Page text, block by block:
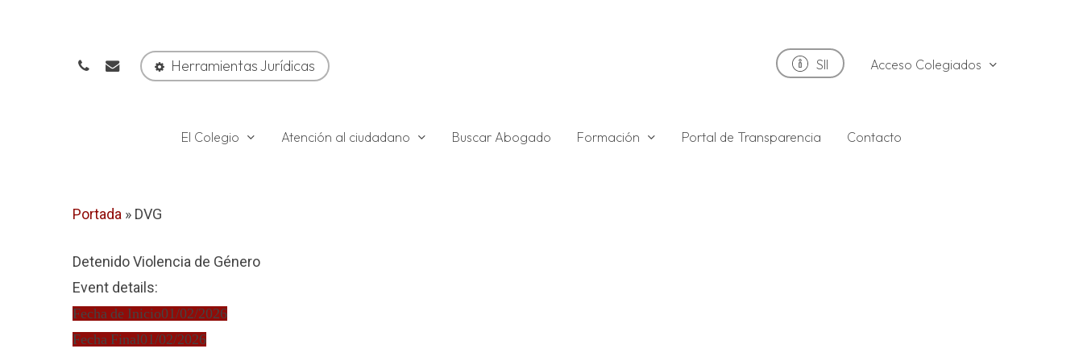
phoneemail Herramientas Jurídicas SII Acceso Colegiados
El Colegio Atención al ciudadano Buscar Abogado Formación Portal de Transparencia Contacto
Portada » DVG
Detenido Violencia de Género
Event details:
Fecha de Inicio01/02/2026
Fecha Final01/02/2026